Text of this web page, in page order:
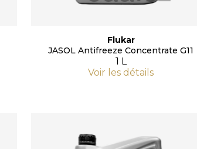
Flukar
JASOL Antifreeze Concentrate G11
1 L
Voir les détails